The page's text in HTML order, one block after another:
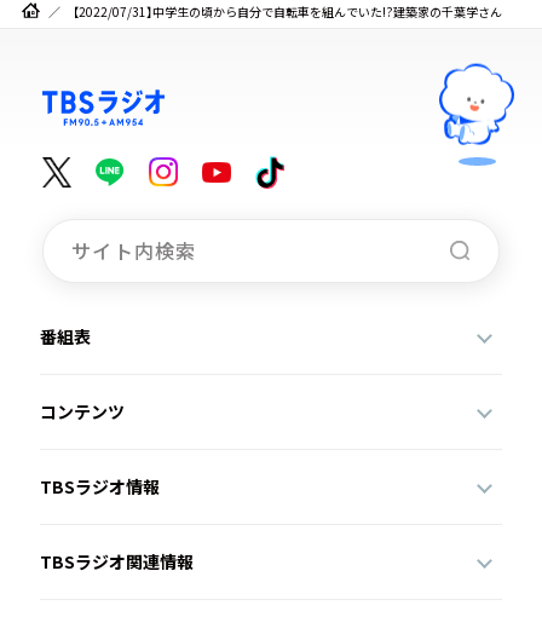
【2022/07/31】中学生の頃から自分で自転車を組んでいた!?建築家の千葉学さん
番組表
コンテンツ
TBSラジオ情報
TBSラジオ関連情報